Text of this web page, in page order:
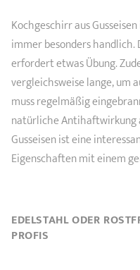
Kochgeschirr aus
immer besonders
erfordert etwas Übung.
vergleichsweise lange, um
muss regelmäßig
natürliche Antihaftwirkung
Gusseisen ist eine
Eigenschaften mit einem
EDELSTAHL ODER
PROFIS